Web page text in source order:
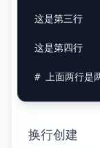
这是第三行
这是第四行
# 上面两行是
换行创建